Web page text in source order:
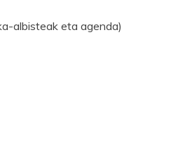
albisteak eta agenda)